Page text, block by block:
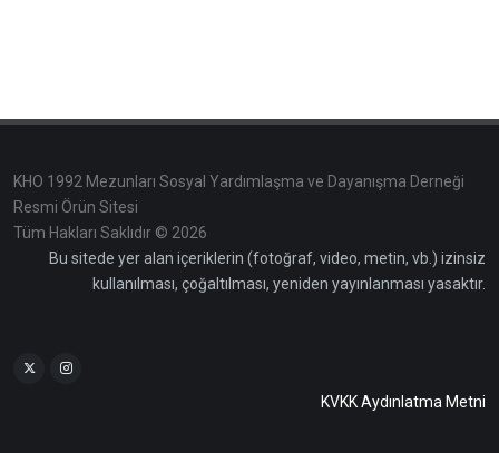
KHO 1992 Mezunları Sosyal Yardımlaşma ve Dayanışma Derneği
Resmi Örün Sitesi
Tüm Hakları Saklıdır © 2026
Bu sitede yer alan içeriklerin (fotoğraf, video, metin, vb.) izinsiz
kullanılması, çoğaltılması, yeniden yayınlanması yasaktır.
KVKK Aydınlatma Metni